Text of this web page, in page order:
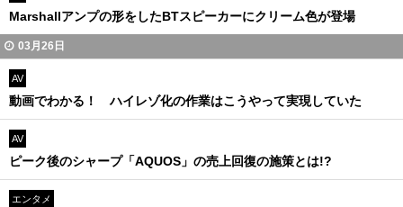
Marshallアンプの形をしたBTスピーカーにクリーム色が登場
03月26日
AV
動画でわかる！ ハイレゾ化の作業はこうやって実現していた
AV
ピーク後のシャープ「AQUOS」の売上回復の施策とは!?
エンタメ